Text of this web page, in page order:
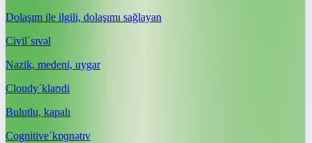
Dolaşım ile ilgili, dolaşımı sağlayan
Civilˈsɪvəl
Nazik, medeni, uygar
Cloudyˈklaʊdi
Bulutlu, kapalı
Cognitiveˈkɒɡnətɪv